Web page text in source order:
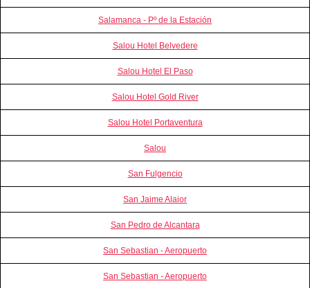
Salamanca - Pº de la Estación
Salou Hotel Belvedere
Salou Hotel El Paso
Salou Hotel Gold River
Salou Hotel Portaventura
Salou
San Fulgencio
San Jaime Alaior
San Pedro de Alcantara
San Sebastian - Aeropuerto
San Sebastian - Aeropuerto